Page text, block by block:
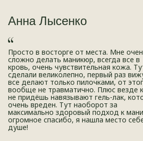
Анна Лысенко
Просто в восторге от места. Мне
сложно делать маникюр, всегда все в
кровь, очень чувствительная кожа.
сделали великолепно, первый раз
все делают только пилочками, от
вообще не травматично. Плюс везде
не придёшь навязывают гель-лак,
очень вреден. Тут наоборот за
максимально здоровый подход к
огромное спасибо, я нашла место
душе!